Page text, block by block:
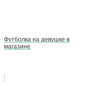
Футболка на девушке в
магазине